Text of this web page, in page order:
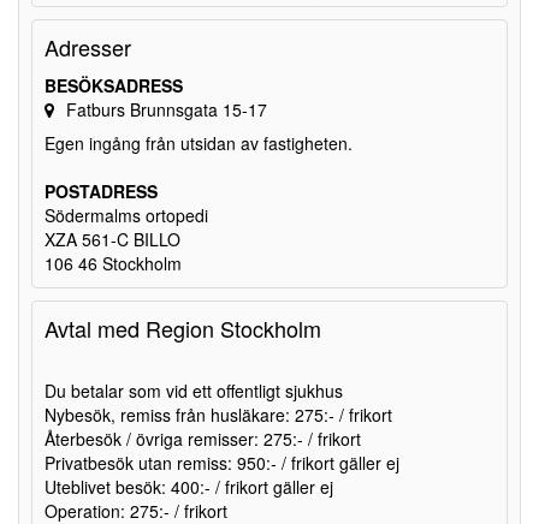
Adresser
BESÖKSADRESS
Fatburs Brunnsgata 15-17
Egen ingång från utsidan av fastigheten.
POSTADRESS
Södermalms ortopedi
XZA 561-C BILLO
106 46 Stockholm
Avtal med Region Stockholm
Du betalar som vid ett offentligt sjukhus
Nybesök, remiss från husläkare: 275:- / frikort
Återbesök / övriga remisser: 275:- / frikort
Privatbesök utan remiss: 950:- / frikort gäller ej
Uteblivet besök: 400:- / frikort gäller ej
Operation: 275:- / frikort